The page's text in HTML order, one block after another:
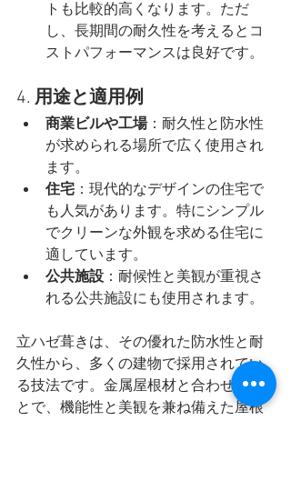
トも比較的高くなります。ただ
し、長期間の耐久性を考えるとコ
ストパフォーマンスは良好です。
4. 用途と適用例
商業ビルや工場：耐久性と防水性
が求められる場所で広く使用され
ます。
住宅 ：現代的なデザインの住宅で
も人気があります。特にシンプル
でクリーンな外観を求める住宅に
適しています。
公共施設：耐候性と美観が重視さ
れる公共施設にも使用されます。
立ハゼ葺きは、その優れた防水性と耐
久性から、多くの建物で採用されてい
る技法です。金属屋根材と合わせるこ
とで、機能性と美観を兼ね備えた屋根